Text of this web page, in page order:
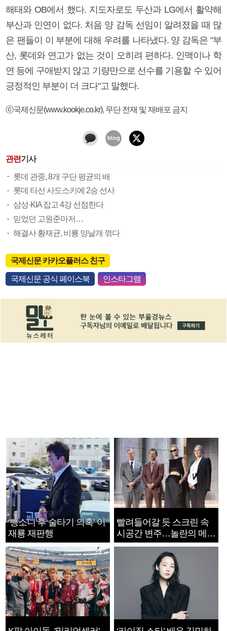
해태와 OB에서 했다. 지도자로도 두산과 LG에서 활약해
부산과 인연이 없다. 처음 양 감독 선임이 알려졌을 때 많
은 팬들이 이 부분에 대해 우려를 나타냈다. 양 감독은 "부
산, 롯데와 연고가 없는 것이 오히려 편하다. 인맥이나 학
연 등에 구애받지 않고 기량만으로 선수를 기용할 수 있어
긍정적인 부분이 더 크다"고 말했다.
ⓒ국제신문(www.kookje.co.kr), 무단 전재 및 재배포 금지
관련기사
롯데 관중, 8개 구단 평균의 배
롯데 타선 사도스키에 2승 선사
삼성·KIA 잡고 4강 선점한다
믿었던 고원준마저…
해결사 황재균, 비룡 양날개 꺾다
국제신문 카카오플러스 친구
국제신문 공식 페이스북 인스타그램
‘뺑소니 후 술타기 의혹’ 이
재룡 재판행
빨려들어갈 듯 스크린 속
시공간 변주…놀란의 메시
지는 ‘전쟁 속죄’